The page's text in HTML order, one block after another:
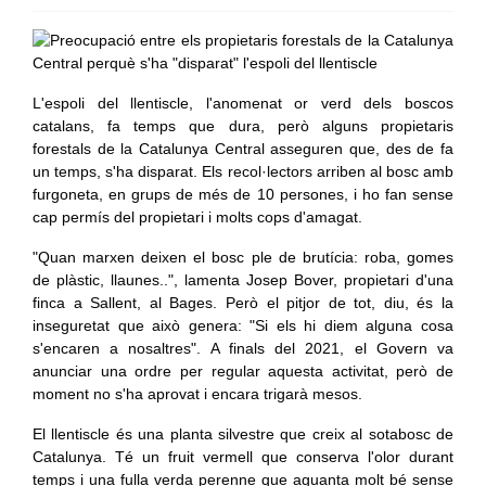
L'espoli del llentiscle, l'anomenat or verd dels boscos
catalans, fa temps que dura, però alguns propietaris
forestals de la Catalunya Central asseguren que, des de fa
un temps, s'ha disparat. Els recol·lectors arriben al bosc amb
furgoneta, en grups de més de 10 persones, i ho fan sense
cap permís del propietari i molts cops d'amagat.
"Quan marxen deixen el bosc ple de brutícia: roba, gomes
de plàstic, llaunes..", lamenta Josep Bover, propietari d'una
finca a Sallent, al Bages. Però el pitjor de tot, diu, és la
inseguretat que això genera: "Si els hi diem alguna cosa
s'encaren a nosaltres". A finals del 2021, el Govern va
anunciar una ordre per regular aquesta activitat, però de
moment no s'ha aprovat i encara trigarà mesos.
El llentiscle és una planta silvestre que creix al sotabosc de
Catalunya. Té un fruit vermell que conserva l'olor durant
temps i una fulla verda perenne que aguanta molt bé sense